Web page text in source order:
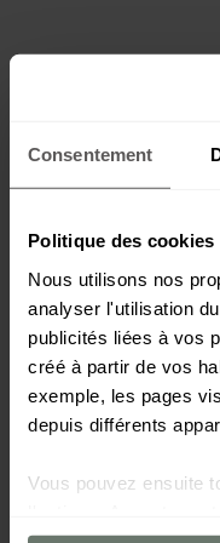
Consentement
Politique des cookies
Nous utilisons nos
analyser l'utilisation
publicités liées à vos
créé à partir de vos
exemple, les pages
depuis différents
Vous pouvez ensuite